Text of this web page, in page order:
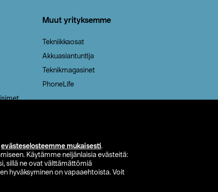
evästeselosteemme mukaisesti.
Käytämme neljänlaisia evästeitä:
sillä ne ovat välttämättömiä
hyväksyminen on vapaaehtoista. Voit
Muut yrityksemme
Tekniikkaosat
Akkuasiantuntija
Teknikmagasinet
PhoneLife